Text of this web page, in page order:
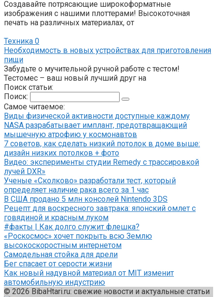
Создавайте потрясающие широкоформатные
изображения с нашими плоттерами! Высокоточная
печать на различных материалах, от
Техника 0
Необходимость в новых устройствах для приготовления
пищи
Забудьте о мучительной ручной работе с тестом!
Тестомес – ваш новый лучший друг на
Поиск статьи:
Поиск:
Самое читаемое:
Виды физической активности доступные каждому
NASA разрабатывает имплант, предотвращающий
мышечную атрофию у космонавтов
7 советов, как сделать низкий потолок в доме выше:
дизайн низких потолков + фото
Видео: эксперименты студии Remedy с трассировкой
лучей DXR»
Ученые «Сколково» разработали тест, который
определяет наличие рака всего за 1 час
В США продано 5 млн консолей Nintendo 3DS
Рецепт для воскресного завтрака: японский омлет с
говядиной и красным луком
#факты | Как долго служит флешка?
«Роскосмос» хочет покрыть всю Землю
высокоскоростным интернетом
Самодельная стойка для дрели
Бег спасает от серости жизни
Как новый надувной материал от MIT изменит
автомобильную индустрию
© 2026 BibaHtari.ru: свежие новости и актуальные статьи